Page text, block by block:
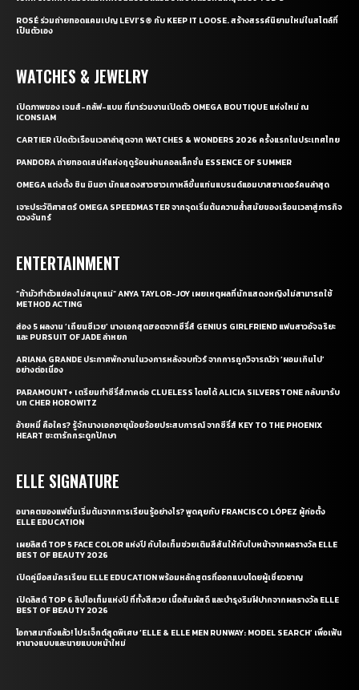
ROSÉ ร่วมถ่ายทอดแคมเปญ LEVI’S® กับ KEEP IT LOOSE. สร้างสรรค์นิยามใหม่ในสไตล์ที่
เป็นตัวเอง
WATCHES & JEWELRY
เปิดภาพของ เจมส์-กลัฟ-แบม ที่มาร่วมงานเปิดตัว OMEGA BOUTIQUE แห่งใหม่ ณ
ICONSIAM
CARTIER เปิดตัวเรือนเวลาล่าสุดจาก WATCHES & WONDERS 2026 ครั้งแรกในประเทศไทย
PANDORA ถ่ายทอดเสน่ห์แห่งฤดูร้อนผ่านคอลเล็กชั่น ESSENCE OF SUMMER
OMEGA แต่งตั้ง ชิน มินอา นักแสดงสาวชาวเกาหลีขึ้นแท่นแบรนด์แอมบาสซาเดอร์คนล่าสุด
เจาะประวัติศาสตร์ OMEGA SPEEDMASTER จากจุดเริ่มต้นความล้ำสมัยของเรือนเวลาสู่ภารกิจ
ดวงจันทร์
ENTERTAINMENT
“ถ้ามัวทำตัวแย่คงไม่สนุกแน่” ANYA TAYLOR-JOY เผยเหตุผลที่นักแสดงหญิงไม่สามารถใช้
METHOD ACTING
ส่อง 5 ผลงาน ‘เถียนซีเวย’ นางเอกสุดฮอตจากซีรี่ส์ GENIUS GIRLFRIEND แฟนสาวอัจฉริยะ
และ PURSUIT OF JADE ล่าหยก
ARIANA GRANDE ประกาศพักงานในวงการหลังจบทัวร์ จากการถูกวิจารณ์ว่า ‘ผอมเกินไป’
อย่างต่อเนื่อง
PARAMOUNT+ เตรียมทำซีรี่ส์ภาคต่อ CLUELESS โดยได้ ALICIA SILVERSTONE กลับมารับ
บท CHER HOROWITZ
อ้ายหมี่ คือใคร? รู้จักนางเอกอายุน้อยร้อยประสบการณ์ จากซีรี่ส์ KEY TO THE PHOENIX
HEART ชะตารักกระดูกปักษา
ELLE SIGNATURE
อนาคตของแฟชั่นเริ่มต้นจากการเรียนรู้อย่างไร? พูดคุยกับ FRANCISCO LÓPEZ ผู้ก่อตั้ง
ELLE EDUCATION
เผยลิสต์ TOP 5 FACE COLOR แห่งปี กับไอเท็มช่วยเติมสีสันให้กับใบหน้าจากผลรางวัล ELLE
BEST OF BEAUTY 2026
เปิดคู่มือสมัครเรียน ELLE EDUCATION พร้อมหลักสูตรที่ออกแบบโดยผู้เชี่ยวชาญ
เปิดลิสต์ TOP 6 ลิปไอเท็มแห่งปี ที่ทั้งสีสวย เนื้อสัมผัสดี และบำรุงริมฝีปากจากผลรางวัล ELLE
BEST OF BEAUTY 2026
โอกาสมาถึงแล้ว! โปรเจ็กต์สุดพิเศษ ‘ELLE & ELLE MEN RUNWAY: MODEL SEARCH’ เพื่อเฟ้น
หานางแบบและนายแบบหน้าใหม่